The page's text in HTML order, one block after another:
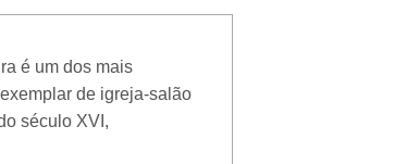
é um dos mais
de igreja-salão
século XVI,